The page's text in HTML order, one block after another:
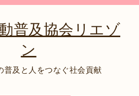
普及協会リエゾ
ン
普及と人をつなぐ社会貢献